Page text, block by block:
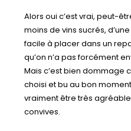
Alors oui c’est vrai, peut-
moins de vins sucrés,
facile à placer dans un
qu’on n’a pas forcément
Mais c’est bien dommage
choisi et bu au bon
vraiment être très
convives.